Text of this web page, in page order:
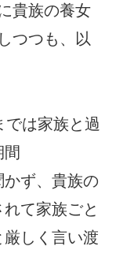
貴族の養女
つつも、以
では家族と過
ず、貴族の
て家族ごと
しく言い渡